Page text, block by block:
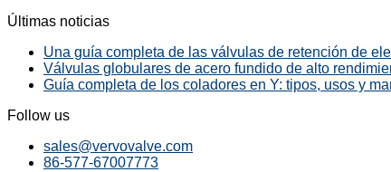
Últimas noticias
Una guía completa de las válvulas de retención de
Válvulas globulares de acero fundido de alto
Guía completa de los coladores en Y: tipos, usos y
Follow us
sales@vervovalve.com
86-577-67007773